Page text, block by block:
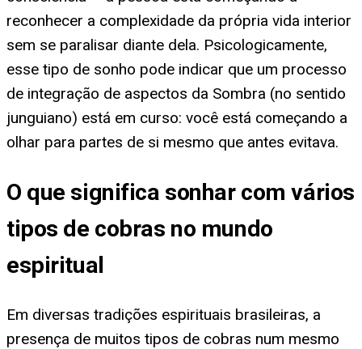
reconhecer a complexidade da própria vida interior
sem se paralisar diante dela. Psicologicamente,
esse tipo de sonho pode indicar que um processo
de integração de aspectos da Sombra (no sentido
junguiano) está em curso: você está começando a
olhar para partes de si mesmo que antes evitava.
O que significa sonhar com vários
tipos de cobras no mundo
espiritual
Em diversas tradições espirituais brasileiras, a
presença de muitos tipos de cobras num mesmo